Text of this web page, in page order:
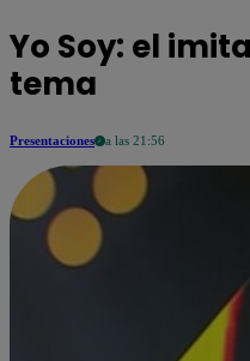
Yo Soy: el
tema
Presentaciones a las 21:56